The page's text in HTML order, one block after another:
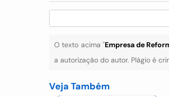
O texto acima "Empresa de
a autorização do autor. Plágio é
Veja Também